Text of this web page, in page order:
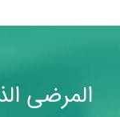
المرضى